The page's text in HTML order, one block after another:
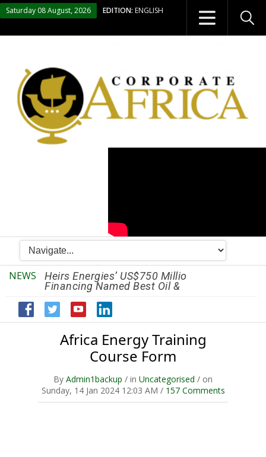
Saturday 08 August, 2026 EDITION: ENGLISH
NEWS
Heirs Energies’ US$750 Million
Financing Named Best Oil &
Gas Deal
Africa Energy Training
Course Form
By Admin1backup / in Uncategorised / on
Sunday, 14 Jan 2024 12:03 AM / 157 Comments